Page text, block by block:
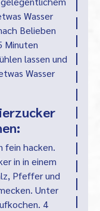
Wasser
Belieben
Minuten
lassen und
Wasser
fein hacken.
in in einem
Pfeffer und
Unter
4